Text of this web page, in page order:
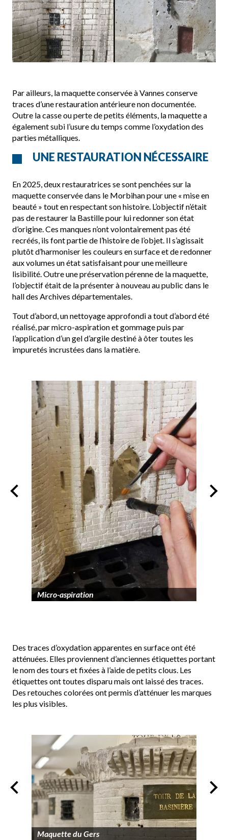
Par ailleurs, la maquette conservée à Vannes conserve
traces d’une restauration antérieure non documentée.
Outre la casse ou perte de petits éléments, la maquette a
également subi l’usure du temps comme l’oxydation des
parties métalliques.
UNE RESTAURATION NÉCESSAIRE
En 2025, deux restauratrices se sont penchées sur la
maquette conservée dans le Morbihan pour une « mise en
beauté » tout en respectant son histoire. L’objectif n’était
pas de restaurer la Bastille pour lui redonner son état
d’origine. Ces manques n’ont volontairement pas été
recréés, ils font partie de l’histoire de l’objet. Il s’agissait
plutôt d’harmoniser les couleurs en surface et de redonner
aux volumes un état satisfaisant pour une meilleure
lisibilité. Outre une préservation pérenne de la maquette,
l’objectif était de la présenter à nouveau au public dans le
hall des Archives départementales.
Tout d’abord, un nettoyage approfondi a tout d’abord été
réalisé, par micro-aspiration et gommage puis par
l’application d’un gel d’argile destiné à ôter toutes les
impuretés incrustées dans la matière.
Micro-aspiration
Des traces d’oxydation apparentes en surface ont été
atténuées. Elles proviennent d’anciennes étiquettes portant
le nom des tours et fixées à l’aide de petits clous. Les
étiquettes ont toutes disparu mais ont laissé des traces.
Des retouches colorées ont permis d’atténuer les marques
les plus visibles.
Maquette du Gers